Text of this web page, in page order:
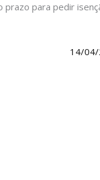
prazo para pedir
14/